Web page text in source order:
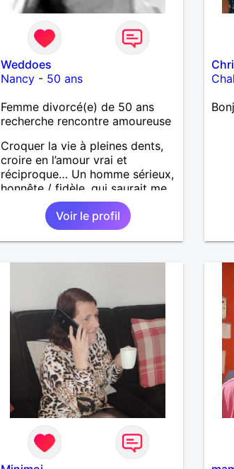
Weddoes
Nancy- 50 ans
Femme divorcé(e) de 50 ans
recherche rencontre amoureuse
Croquer la vie à pleines dents,
croire en l’amour vrai et
réciproque… Un homme sérieux,
honnête / fidèle, qui saurait me
faire rire à nouveau, est le bien
Voir le profil